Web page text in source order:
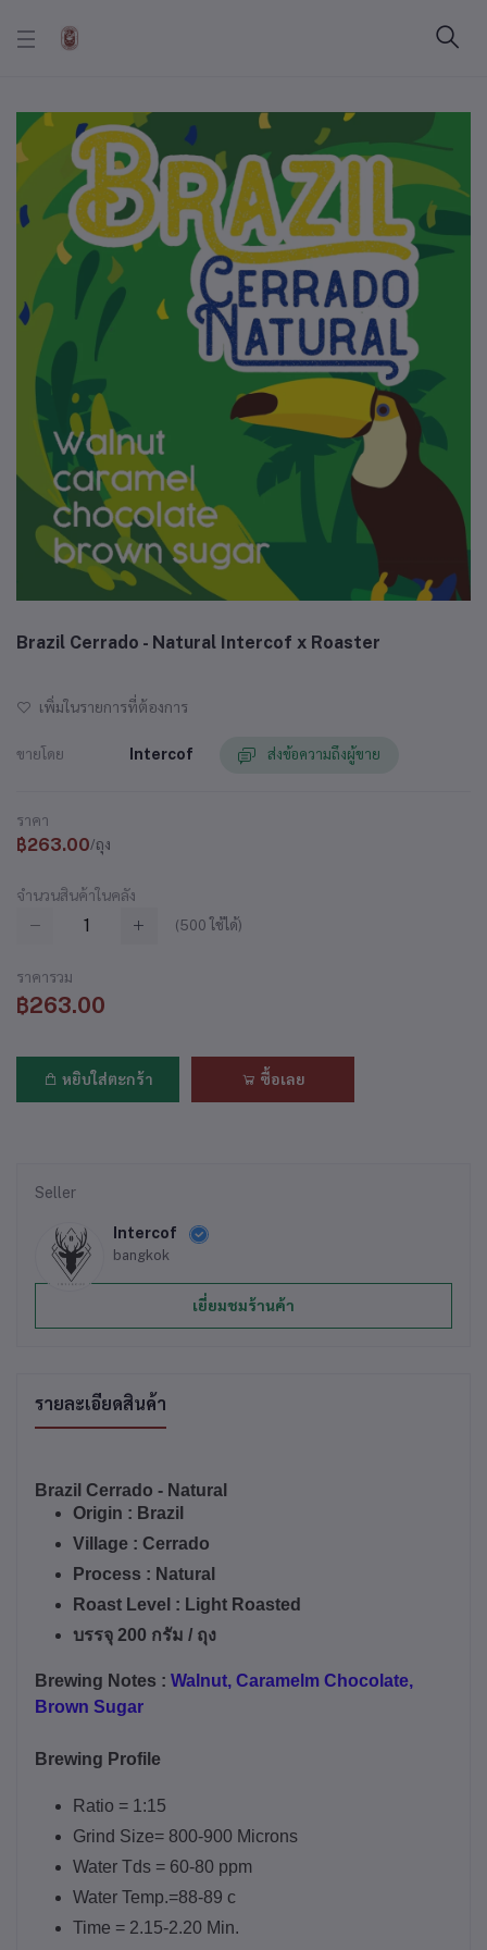
Brazil Cerrado - Natural Intercof x Roaster
เพิ่มในรายการที่ต้องการ
ขายโดย Intercof ส่งข้อความถึงผู้ขาย
ราคา
฿263.00/ถุง
จำนวนสินค้าในคลัง
(500 ใช้ได้)
ราคารวม
฿263.00
หยิบใส่ตะกร้า ซื้อเลย
Seller
Intercof
bangkok
เยี่ยมชมร้านค้า
รายละเอียดสินค้า
Brazil Cerrado - Natural
Origin : Brazil
Village : Cerrado
Process : Natural
Roast Level : Light Roasted
บรรจุ 200 กรัม / ถุง
Brewing Notes : Walnut, Caramelm Chocolate,
Brown Sugar
Brewing Profile
Ratio = 1:15
Grind Size= 800-900 Microns
Water Tds = 60-80 ppm
Water Temp.=88-89 c
Time = 2.15-2.20 Min.